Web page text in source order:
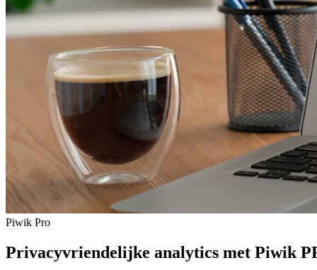
Piwik Pro
Privacyvriendelijke analytics met Piwik